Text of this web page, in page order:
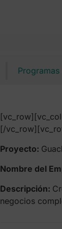
[/
Proyecto:
Nombre del
Descripción:
negocios